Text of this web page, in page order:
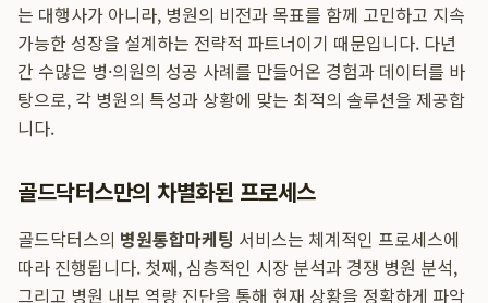
는 대행사가 아니라, 병원의 비전과 목표를 함께 고민하고 지속
가능한 성장을 설계하는 전략적 파트너이기 때문입니다. 다년
간 수많은 병·의원의 성공 사례를 만들어온 경험과 데이터를 바
탕으로, 각 병원의 특성과 상황에 맞는 최적의 솔루션을 제공합
니다.
골드닥터스만의 차별화된 프로세스
골드닥터스의 병원통합마케팅 서비스는 체계적인 프로세스에
따라 진행됩니다. 첫째, 심층적인 시장 분석과 경쟁 병원 분석,
그리고 병원 내부 역량 진단을 통해 현재 상황을 정확하게 파악